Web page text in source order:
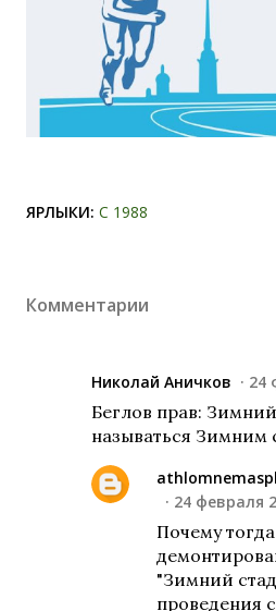
ЯРЛЫКИ: С 1988
Комментарии
Николай Аничков 24
Беглов прав:
называться Зимним
24 февраля
Почему
"Зимний
проведения